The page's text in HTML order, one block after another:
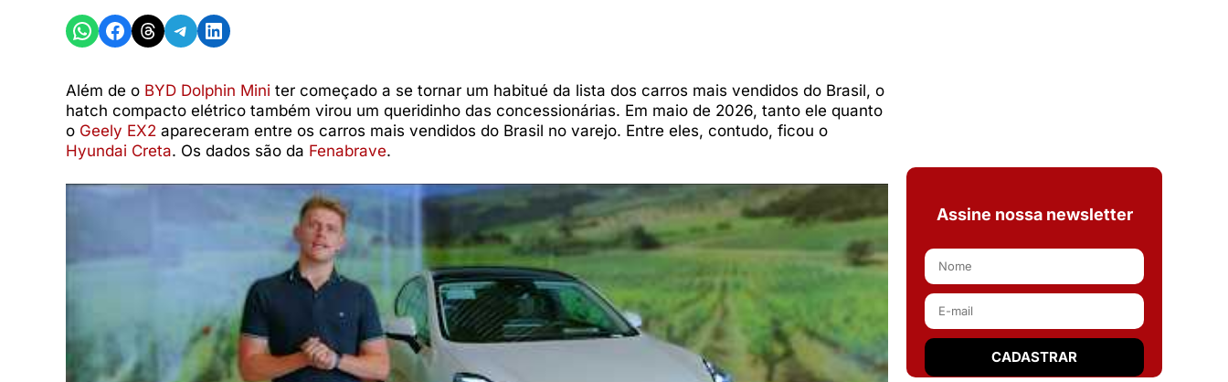
Share on WhatsApp
Share on Facebook
Share on Threads
Share on Telegram
Share on LinkedIn
Além de o BYD Dolphin Mini ter começado a se tornar um habitué da lista dos carros mais vendidos do Brasil, o
hatch compacto elétrico também virou um queridinho das concessionárias. Em maio de 2026, tanto ele quanto
o Geely EX2 apareceram entre os carros mais vendidos do Brasil no varejo. Entre eles, contudo, ficou o
Hyundai Creta. Os dados são da Fenabrave.
Assine nossa newsletter